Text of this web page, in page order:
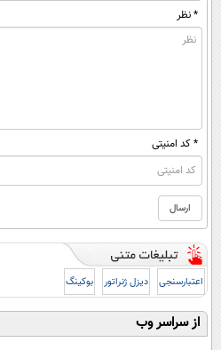
* نظر
* کد امنیتی
اعتبارسنجی دیزل ژنراتور بوکینگ
از سراسر وب